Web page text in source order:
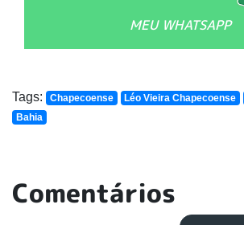
MEU WHATSAPP
Tags: Chapecoense Léo Vieira Chapecoense
Bahia
Comentários